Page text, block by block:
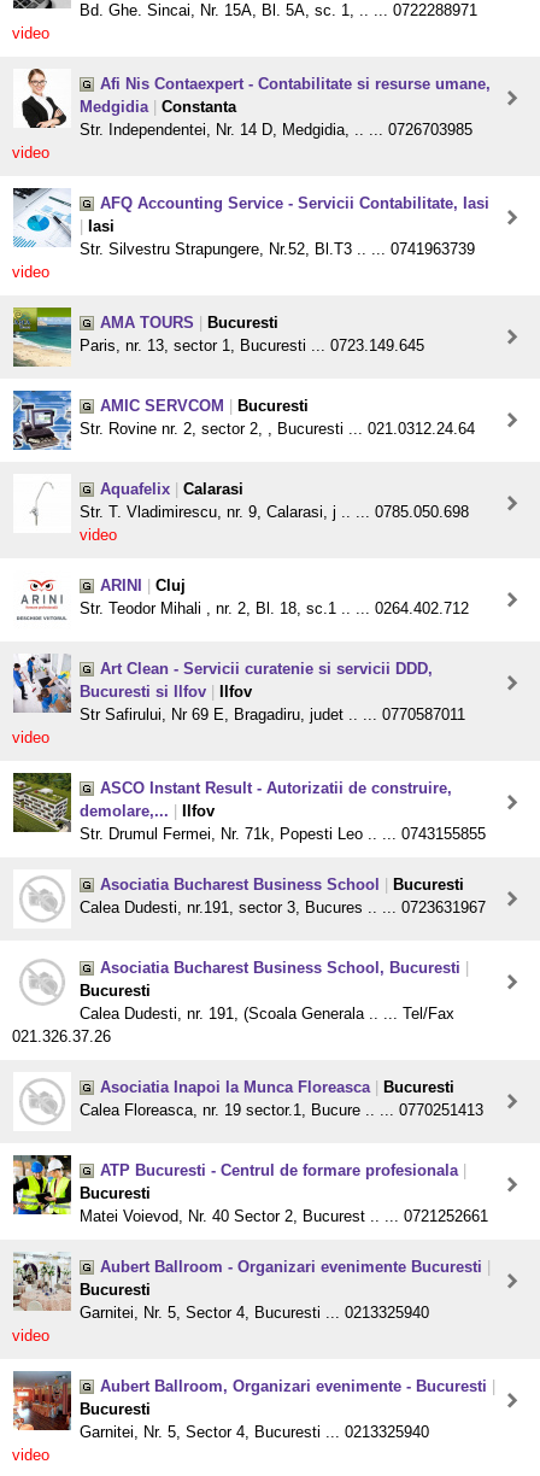
Bd. Ghe. Sincai, Nr. 15A, Bl. 5A, sc. 1, .. ... 0722288971
video
Afi Nis Contaexpert - Contabilitate si resurse umane,
Medgidia
Constanta
Str. Independentei, Nr. 14 D, Medgidia, .. ... 0726703985
video
AFQ Accounting Service - Servicii Contabilitate, Iasi
Iasi
Str. Silvestru Strapungere, Nr.52, Bl.T3 .. ... 0741963739
video
AMA TOURS
Bucuresti
Paris, nr. 13, sector 1, Bucuresti ... 0723.149.645
AMIC SERVCOM
Bucuresti
Str. Rovine nr. 2, sector 2, , Bucuresti ... 021.0312.24.64
Aquafelix
Calarasi
Str. T. Vladimirescu, nr. 9, Calarasi, j .. ... 0785.050.698
video
ARINI
Cluj
Str. Teodor Mihali , nr. 2, Bl. 18, sc.1 .. ... 0264.402.712
Art Clean - Servicii curatenie si servicii DDD,
Bucuresti si Ilfov
Ilfov
Str Safirului, Nr 69 E, Bragadiru, judet .. ... 0770587011
video
ASCO Instant Result - Autorizatii de construire,
demolare,...
Ilfov
Str. Drumul Fermei, Nr. 71k, Popesti Leo .. ... 0743155855
Asociatia Bucharest Business School
Bucuresti
Calea Dudesti, nr.191, sector 3, Bucures .. ... 0723631967
Asociatia Bucharest Business School, Bucuresti
Bucuresti
Calea Dudesti, nr. 191, (Scoala Generala .. ... Tel/Fax
021.326.37.26
Asociatia Inapoi la Munca Floreasca
Bucuresti
Calea Floreasca, nr. 19 sector.1, Bucure .. ... 0770251413
ATP Bucuresti - Centrul de formare profesionala
Bucuresti
Matei Voievod, Nr. 40 Sector 2, Bucurest .. ... 0721252661
Aubert Ballroom - Organizari evenimente Bucuresti
Bucuresti
Garnitei, Nr. 5, Sector 4, Bucuresti ... 0213325940
video
Aubert Ballroom, Organizari evenimente - Bucuresti
Bucuresti
Garnitei, Nr. 5, Sector 4, Bucuresti ... 0213325940
video